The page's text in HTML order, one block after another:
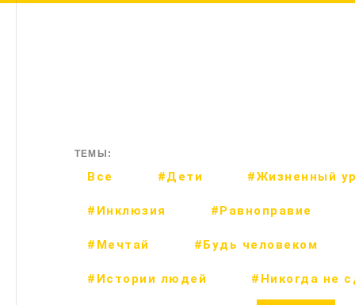
ТЕМЫ:
Все #Дети #Жизненный
#Инклюзия #Равноправие
#Мечтай #Будь человеком
#Истории людей #Никогда не